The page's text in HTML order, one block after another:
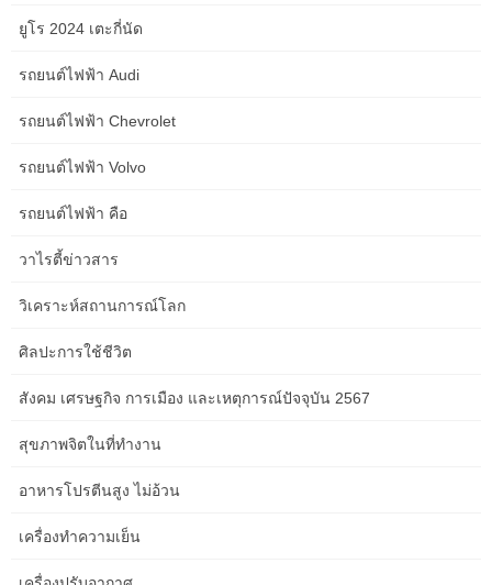
fifty เยนในการซื้อขายที่ตลาดโตเกียววันนี้ (1 มี.ค.) หลังจากที่นายคา
สมาคมค้าทองคำ เปิดเผยว่า ราคาทองในประเทศเช้านี้ปรับตัวสูงขึ้น
จากวานนี้บาททองคำละ 400 ตามสถานการณ์ราคาทองในตลาดโลก
ซื้อขายที่ตลาดปริวรรตเงินตรานิวยอร์กในวันศุกร์ (1 มี.ค.) หลังการ
ส่งออกที่สำคัญที่ไม่ใช่น้ำมันของสิงคโปร์ดีดตัวขึ้นอย่างรวดเร็วใน
เอเชียตะวันออกเฉียงใต้… Investing.com – จับตาตัวเลขเงินเฟ้อ
การปรับลดอัตราดอกเบี้ยจากธนาคารกลางสหรัฐ ฤดูกาลรายงานผล
ตัวน้อยกว่าที่คาดการณ์ไว้ในเดือนมกราคม เนื่องจากช่วงวันหยุดปีใหม่
กระตุ้นให้เกิดการใช้จ่ายเพิ่มขึ้นอย่างจำกัด… InfoQuest – ตลาดหุ้น
เอเชียปิดภาคเช้าบวกในวันนี้ (1 มี.ค.) ขณะที่นักลงทุนประเมินข้อมูล
การผลิตจากจีนแผ่นดินใหญ่ และดัชนีนิกเกอิของตลาดหุ้นญี่ปุ่นพุ่งแตะ
เหนือระดับ 79 ดอลลาร์ หลังมีรายงานว่า กลุ่มประเทศผู้ส่งออกน้ำมัน
ยูโร 2024 เตะกี่นัด
รถยนต์ไฟฟ้า Audi
รถยนต์ไฟฟ้า Chevrolet
รถยนต์ไฟฟ้า Volvo
รถยนต์ไฟฟ้า คือ
วาไรตี้ข่าวสาร
วิเคราะห์สถานการณ์โลก
ศิลปะการใช้ชีวิต
สังคม เศรษฐกิจ การเมือง และเหตุการณ์ปัจจุบัน 2567
สุขภาพจิตในที่ทำงาน
อาหารโปรตีนสูง ไม่อ้วน
เครื่องทำความเย็น